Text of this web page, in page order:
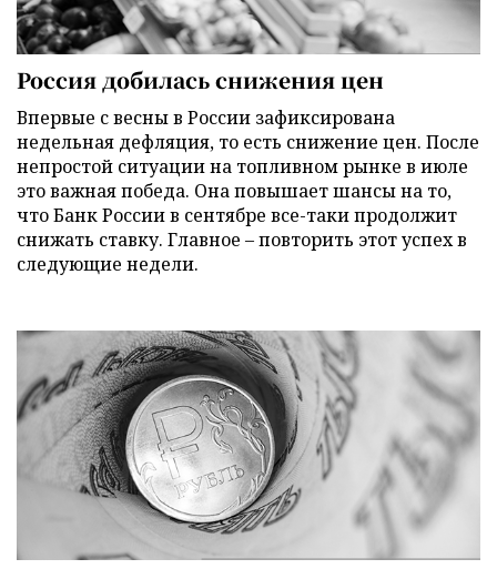
Россия добилась снижения цен
Впервые с весны в России зафиксирована
недельная дефляция, то есть снижение цен. После
непростой ситуации на топливном рынке в июле
это важная победа. Она повышает шансы на то,
что Банк России в сентябре все-таки продолжит
снижать ставку. Главное – повторить этот успех в
следующие недели.